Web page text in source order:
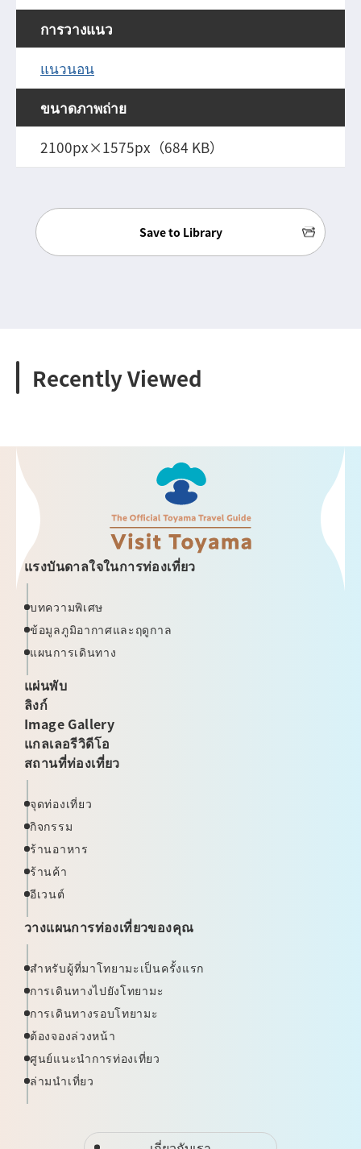
การวางแนว
แนวนอน
ขนาดภาพถ่าย
2100px×1575px（684 KB）
Save to Library
Recently Viewed
แรงบันดาลใจในการท่องเที่ยว
บทความพิเศษ
ข้อมูลภูมิอากาศและฤดูกาล
แผนการเดินทาง
แผ่นพับ
ลิงก์
Image Gallery
แกลเลอรีวิดีโอ
สถานที่ท่องเที่ยว
จุดท่องเที่ยว
กิจกรรม
ร้านอาหาร
ร้านค้า
อีเวนต์
วางแผนการท่องเที่ยวของคุณ
สำหรับผู้ที่มาโทยามะเป็นครั้งแรก
การเดินทางไปยังโทยามะ
การเดินทางรอบโทยามะ
ต้องจองล่วงหน้า
ศูนย์แนะนำการท่องเที่ยว
ล่ามนำเที่ยว